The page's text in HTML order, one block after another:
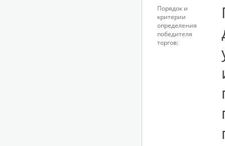
Порядок и
критерии
определения
победителя
торгов: